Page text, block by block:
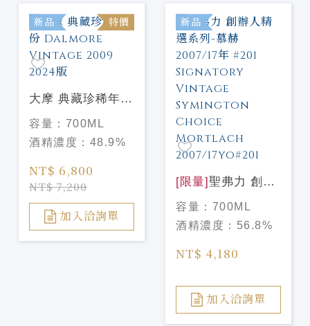
新品 特價
大摩 典藏珍稀年份
Dalmore Vintage
2009 2024版
容量： 700ML
酒精濃度： 48.9%
NT$ 6,800
NT$ 7,200
加入洽詢單
新品
[限量] 聖弗力 創辦
人精選系列-慕赫
2007/17年 #201
Signatory Vintage
Symington Choice
容量： 700ML
酒精濃度： 56.8%
NT$ 4,180
加入洽詢單